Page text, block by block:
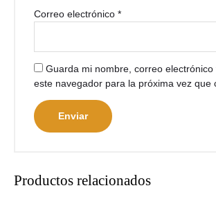
Correo electrónico*
Guarda mi nombre, correo electrónico
este navegador para la próxima vez que
Productos relacionados